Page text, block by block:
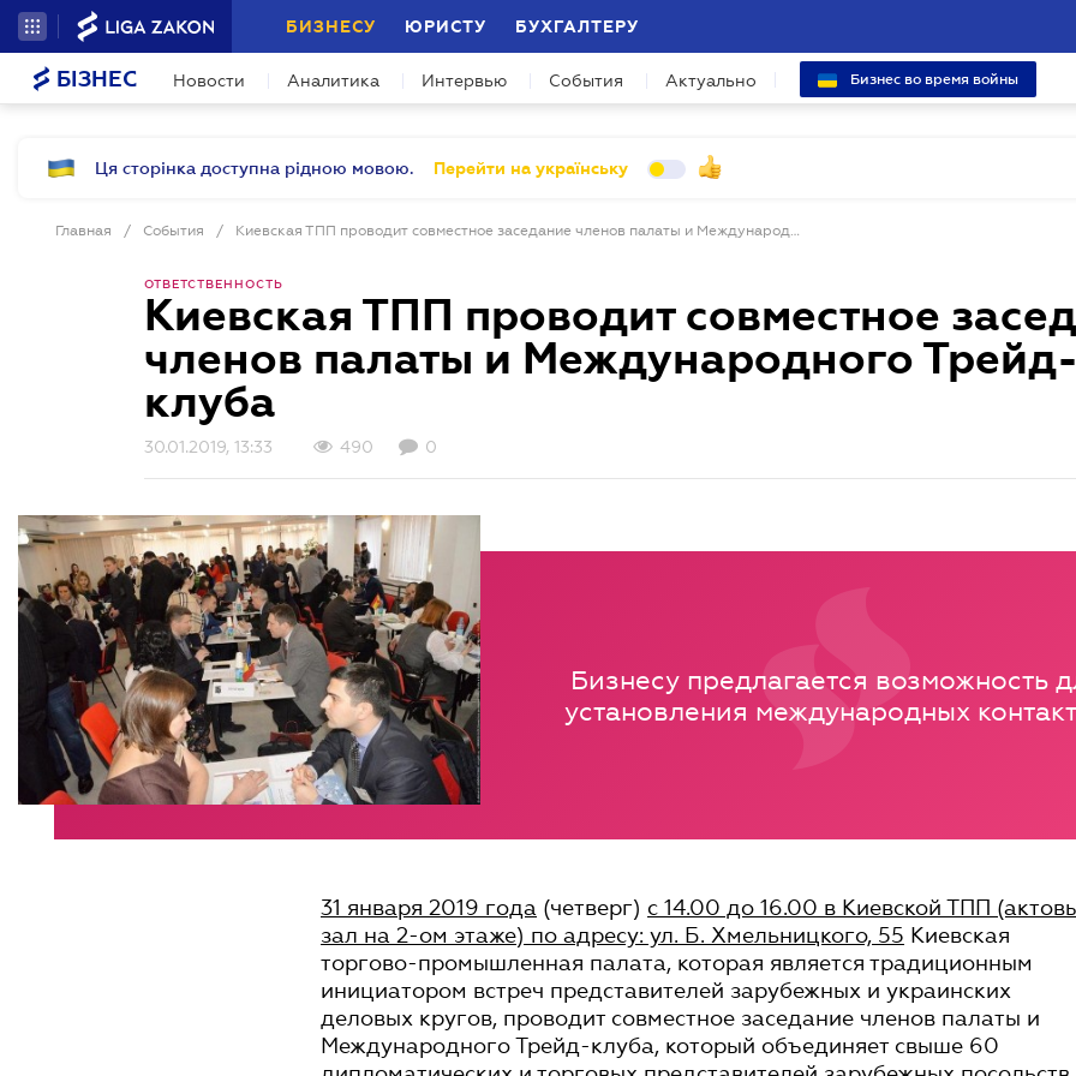
БИЗНЕСУ ЮРИСТУ БУХГАЛТЕРУ
БІЗНЕС Новости Аналитика Интервью События Актуально Бизнес во время войны
Ця сторінка доступна рідною мовою. Перейти на українську
Главная / События / Киевская ТПП проводит совместное заседание членов палаты и Международного Трейд-клуба
ОТВЕТСТВЕННОСТЬ
Киевская ТПП проводит совместное
членов палаты и Международного Трейд-
клуба
30.01.2019, 13:33 490 0
Бизнесу предлагается возможность
установления международных
31 января 2019 года (четверг) с 14.00 до 16.00 в Киевской ТПП
зал на 2-ом этаже) по адресу: ул. Б. Хмельницкого, 55 Киевская
торгово-промышленная палата, которая является традиционным
инициатором встреч представителей зарубежных и украинских
деловых кругов, проводит совместное заседание членов палаты и
Международного Трейд-клуба, который объединяет свыше 60